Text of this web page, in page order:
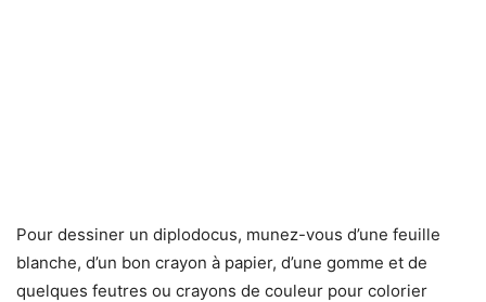
Pour dessiner un diplodocus, munez-vous d’une feuille
blanche, d’un bon crayon à papier, d’une gomme et de
quelques feutres ou crayons de couleur pour colorier